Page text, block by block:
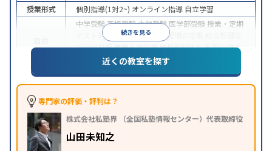
続きを見る
授業形式
個別指導(1対2~) オンライン指導 自立学習
中学受験高校受験大学受験 医学部受験 授業・定期
テスト対策
内申点対策 学習習慣の定着
(旧AO)対策推薦入試対策学校別特化対策国公立大
私大対策共通テスト対策
特徴
中高一貫校生に対応授業の振替可能不登校生に対
応学習にPC・タブレットを利用オンライン対応1
科目から受講可能
近くの教室を探す
専門家の評価・評判は？
株式会社私塾界 （全国私塾情報センター）代表取締役
山田未知之